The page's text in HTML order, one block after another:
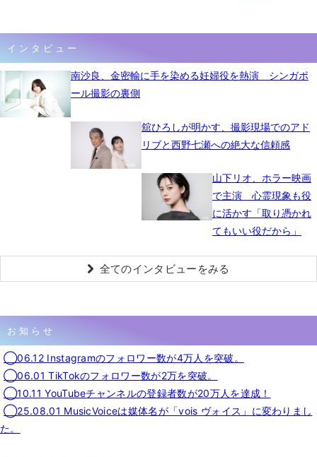
インタビュー
南沙良、金密輸に手を染める妊婦役を熱演 シンガポ
ール撮影の裏側
舘ひろしが明かす、撮影現場でのアド
リブと西野七瀬への絶大な信頼感
山下リオ、ホラー映画
で主演 心霊現象も役
に活かす「取り憑かれ
てもいい役だから」
全てのインタビューをみる
お知らせ
◯06.12 Instagramのフォロワー数が4万人を突破。
◯06.01 TikTokのフォロワー数が2万を突破。
◯10.11 YouTubeチャンネルの登録者数が20万人を達成！
◯25.08.01 MusicVoiceは媒体名が「vois ヴォイス」に変わりまし
た。